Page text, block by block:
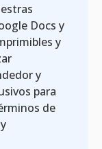
Docs y
y
y
para
de